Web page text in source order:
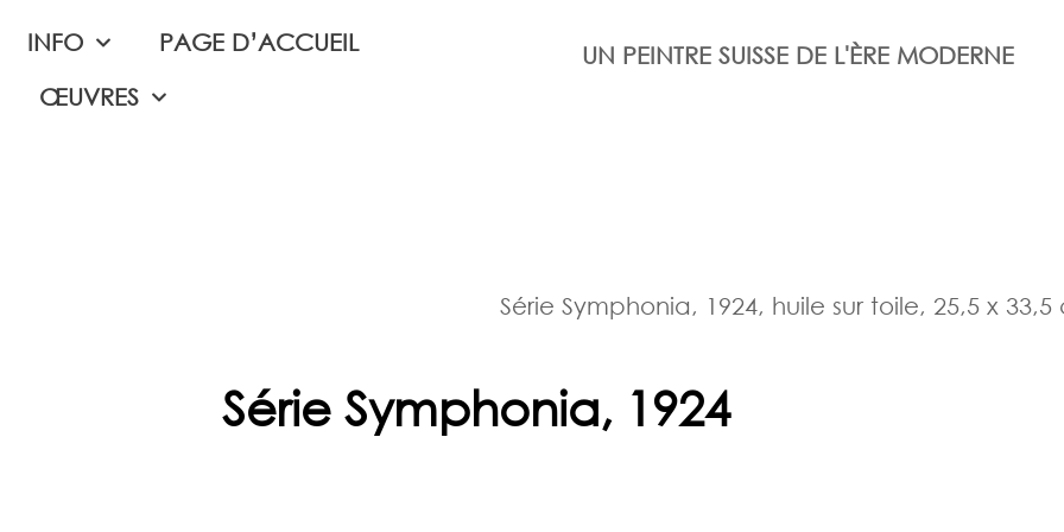
INFO
PAGE D’ACCUEIL
ŒUVRES
UN PEINTRE SUISSE DE L'ÈRE MODERNE
Série Symphonia, 1924, huile sur toile, 25,5 x 33,5
Série Symphonia, 1924